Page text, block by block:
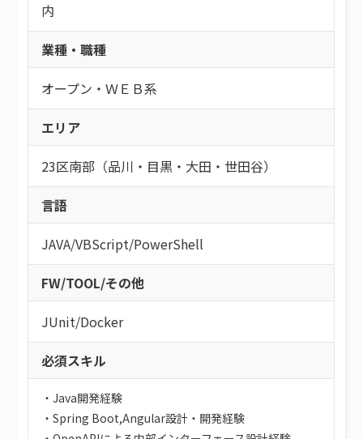
内
業種・職種
オープン・ＷＥＢ系
エリア
23区南部（品川・目黒・大田・世田谷）
言語
JAVA/VBScript/PowerShell
FW/TOOL/その他
JUnit/Docker
必須スキル
・Java開発経験
・Spring Boot,Angular設計・開発経験